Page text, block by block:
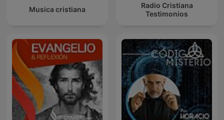
Musica cristiana
Radio Cristiana
Testimonios